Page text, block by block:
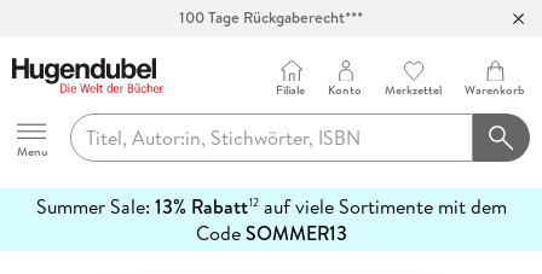
100 Tage Rückgaberecht***
Hugendubel
Menu
Filiale Konto Merkzettel Warenkorb
Summer Sale: 13% Rabatt12auf viele Sortimente mit dem
CodeSOMMER13
erfahren